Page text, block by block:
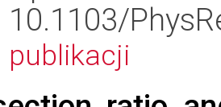
10.1103/
publikacji